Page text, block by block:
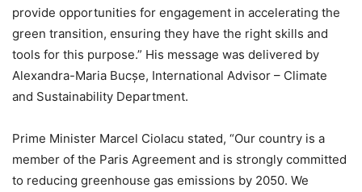
provide opportunities for engagement in accelerating the
green transition, ensuring they have the right skills and
tools for this purpose.” His message was delivered by
Alexandra-Maria Bucșe, International Advisor – Climate
and Sustainability Department.
Prime Minister Marcel Ciolacu stated, “Our country is a
member of the Paris Agreement and is strongly committed
to reducing greenhouse gas emissions by 2050. We